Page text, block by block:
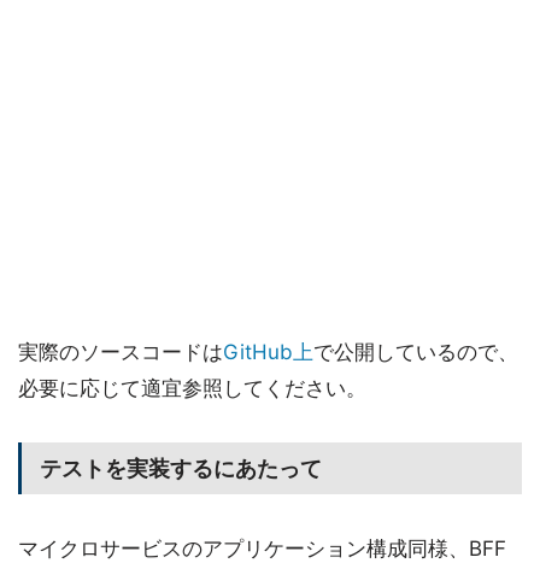
実際のソースコードはGitHub上で公開しているので、
必要に応じて適宜参照してください。
テストを実装するにあたって
マイクロサービスのアプリケーション構成同様、BFF